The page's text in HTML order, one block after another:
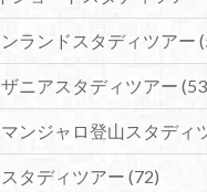
ランドスタディツアー
ニアスタディツアー
ンジャロ登山スタディ
タディツアー (72)